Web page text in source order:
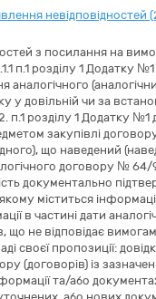
невідповідностей
з посилання на
п.1 розділу 1 Додатку
аналогічного
у довільній чи за
п.1 розділу 1 Додатку
закупівлі
що наведений
договору №
документально
міститься
в частині дати
що не відповідає
своєї пропозиції:
(договорів) із
та/або